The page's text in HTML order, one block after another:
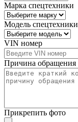
Марка спецтехники
Модель спецтехники
VIN номер
Причина обращения
Прикрепить фото